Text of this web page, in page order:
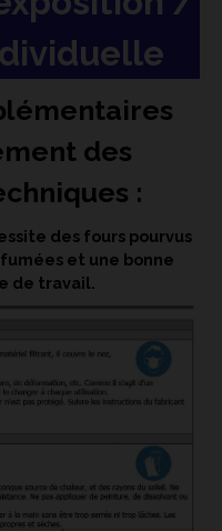
des
:
des fours pourvus
et une bonne
de travail.